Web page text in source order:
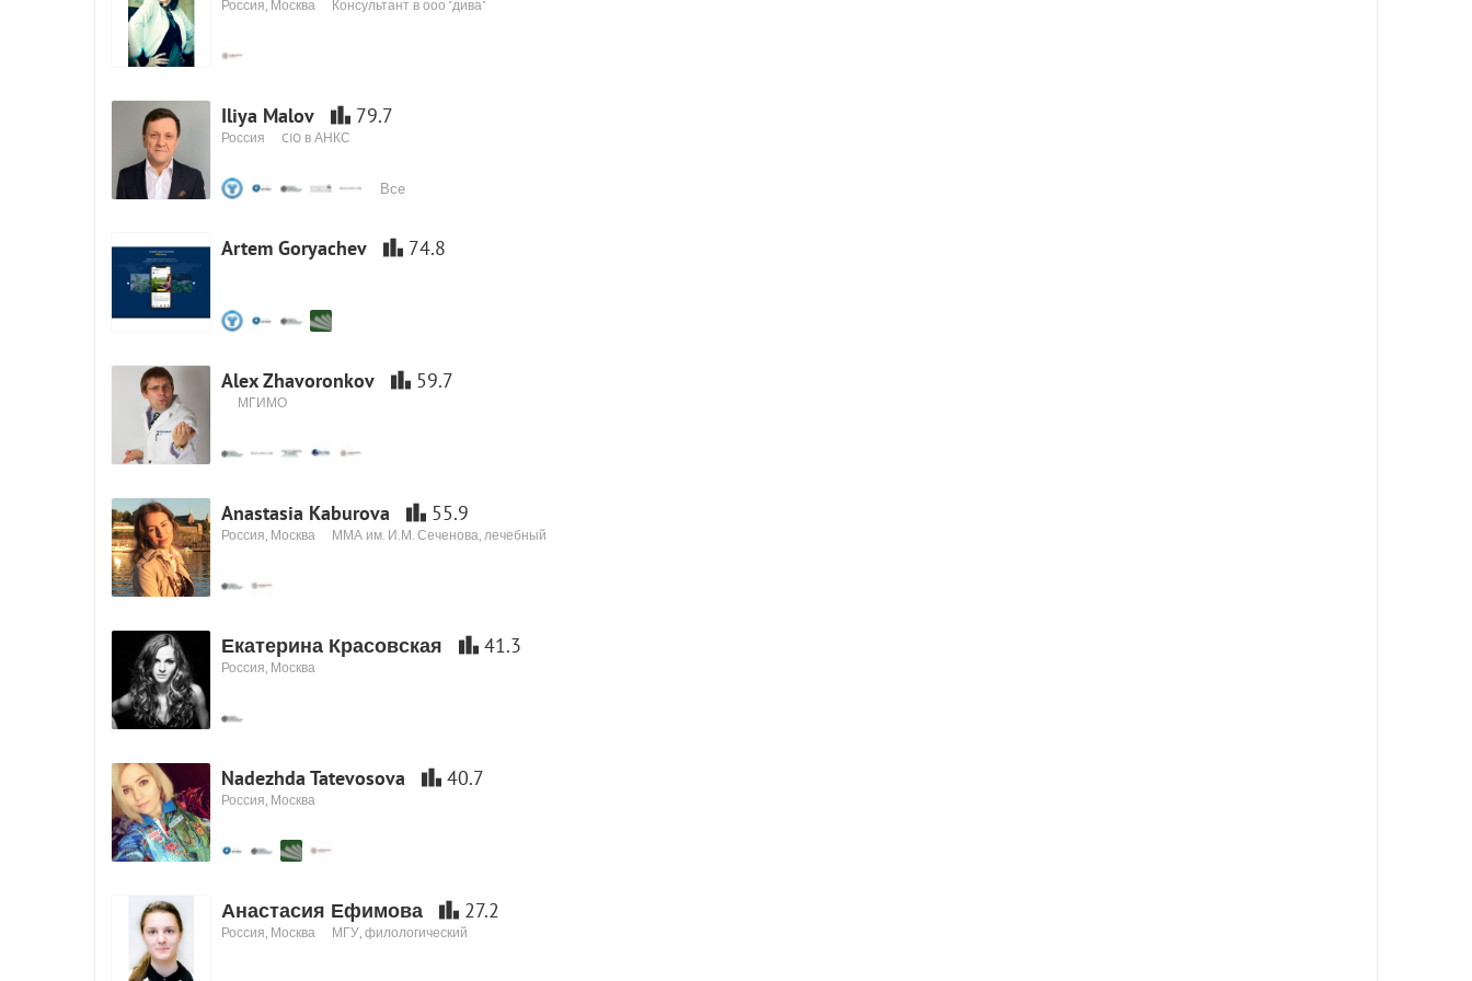
Россия, Москва Консультант в ооо "дива"
Iliya Malov 79.7
Россия CIO в АНКС
Все
Artem Goryachev 74.8
Alex Zhavoronkov 59.7
МГИМО
Anastasia Kaburova 55.9
Россия, Москва ММА им. И.М. Сеченова, лечебный
Екатерина Красовская 41.3
Россия, Москва
Nadezhda Tatevosova 40.7
Россия, Москва
Анастасия Ефимова 27.2
Россия, Москва МГУ, филологический